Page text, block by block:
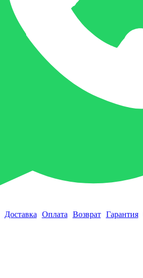
Доставка Оплата Возврат Гарантия